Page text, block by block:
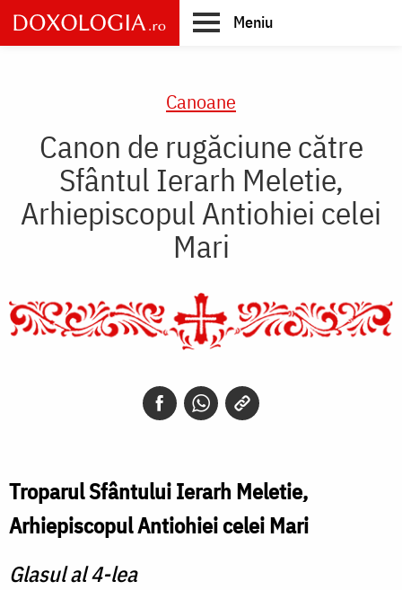
Skip
to
main
Meniu
Canoane
Canon de rugăciune către
Sfântul Ierarh Meletie,
Arhiepiscopul Antiohiei celei
Mari
Troparul Sfântului Ierarh Meletie,
Arhiepiscopul Antiohiei celei Mari
Glasul al 4-lea